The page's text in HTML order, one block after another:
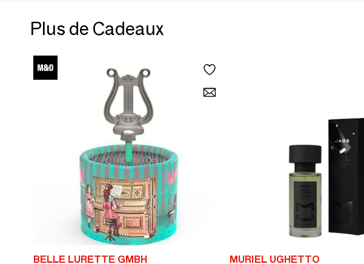
Plus de Cadeaux
BELLE LURETTE GMBH MURIEL UGHETTO